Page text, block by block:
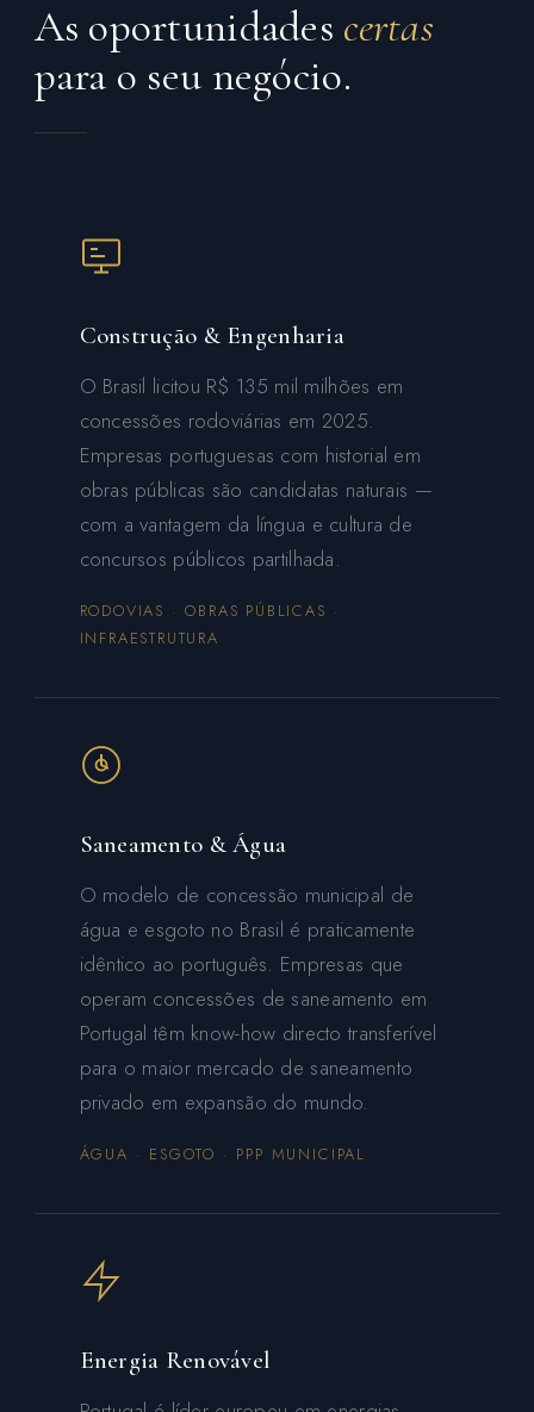
As oportunidades certas
para o seu negócio.
Construção & Engenharia
O Brasil licitou R$ 135 mil milhões em
concessões rodoviárias em 2025.
Empresas portuguesas com historial em
obras públicas são candidatas naturais —
com a vantagem da língua e cultura de
concursos públicos partilhada.
RODOVIAS · OBRAS PÚBLICAS ·
INFRAESTRUTURA
Saneamento & Água
O modelo de concessão municipal de
água e esgoto no Brasil é praticamente
idêntico ao português. Empresas que
operam concessões de saneamento em
Portugal têm know-how directo transferível
para o maior mercado de saneamento
privado em expansão do mundo.
ÁGUA · ESGOTO · PPP MUNICIPAL
Energia Renovável